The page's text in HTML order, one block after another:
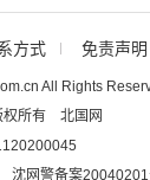
方式 免责声明
All Rights
权所有 北国网
沈网警备案